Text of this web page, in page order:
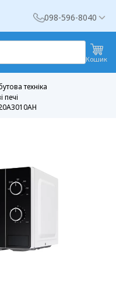
098-596-8040
Кошик
техніка
печі